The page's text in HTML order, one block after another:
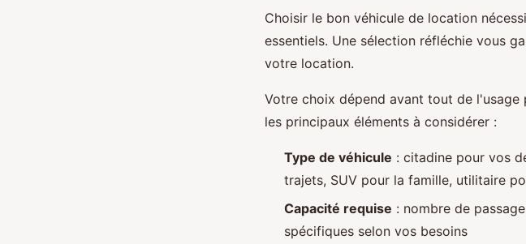
Choisir le bon véhicule de location
essentiels. Une sélection réfléchie vous
votre location.
Votre choix dépend avant tout de
les principaux éléments à considérer :
Type de véhicule : citadine pour vos
trajets, SUV pour la famille, utilitaire
Capacité requise : nombre de
spécifiques selon vos besoins